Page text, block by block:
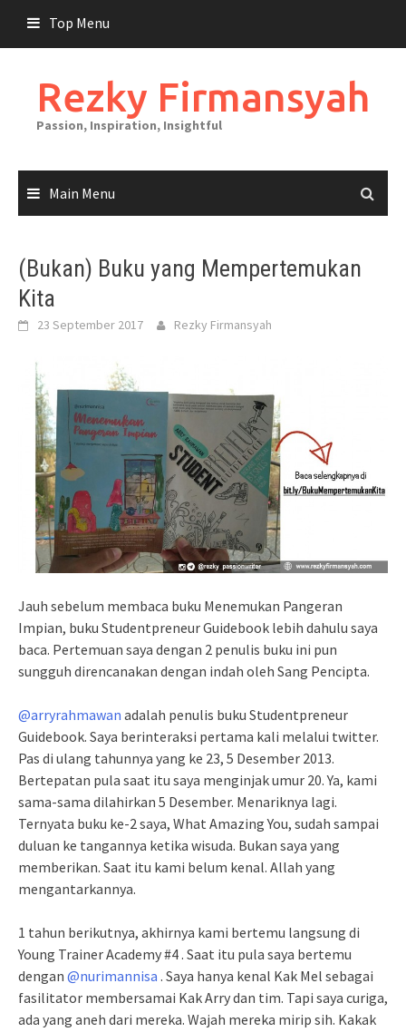
content
Top Menu
Rezky Firmansyah
Passion, Inspiration, Insightful
Main Menu
(Bukan) Buku yang Mempertemukan
Kita
23 September 2017 Rezky Firmansyah
Jauh sebelum membaca buku Menemukan Pangeran
Impian, buku Studentpreneur Guidebook lebih dahulu saya
baca. Pertemuan saya dengan 2 penulis buku ini pun
sungguh direncanakan dengan indah oleh Sang Pencipta.
@arryrahmawan adalah penulis buku Studentpreneur
Guidebook. Saya berinteraksi pertama kali melalui twitter.
Pas di ulang tahunnya yang ke 23, 5 Desember 2013.
Bertepatan pula saat itu saya menginjak umur 20. Ya, kami
sama-sama dilahirkan 5 Desember. Menariknya lagi.
Ternyata buku ke-2 saya, What Amazing You, sudah sampai
duluan ke tangannya ketika wisuda. Bukan saya yang
memberikan. Saat itu kami belum kenal. Allah yang
mengantarkannya.
1 tahun berikutnya, akhirnya kami bertemu langsung di
Young Trainer Academy #4 . Saat itu pula saya bertemu
dengan @nurimannisa . Saya hanya kenal Kak Mel sebagai
fasilitator membersamai Kak Arry dan tim. Tapi saya curiga,
ada yang aneh dari mereka. Wajah mereka mirip sih. Kakak